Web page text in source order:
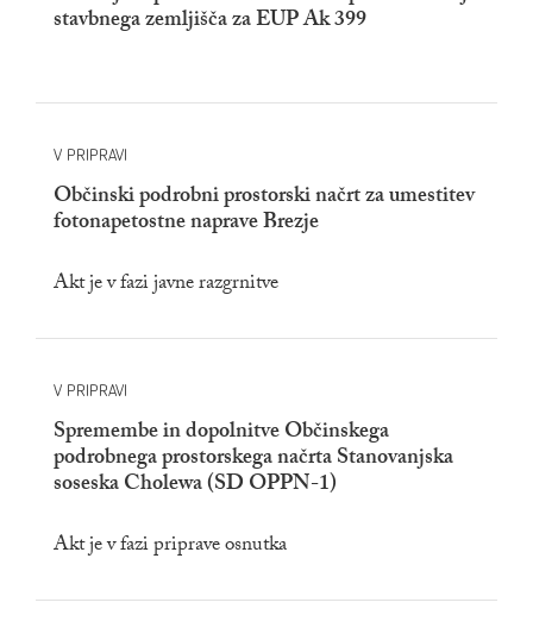
stavbnega zemljišča za EUP Ak 399
V PRIPRAVI
Občinski podrobni prostorski načrt za umestitev
fotonapetostne naprave Brezje
Akt je v fazi javne razgrnitve
V PRIPRAVI
Spremembe in dopolnitve Občinskega
podrobnega prostorskega načrta Stanovanjska
soseska Cholewa (SD OPPN-1)
Akt je v fazi priprave osnutka